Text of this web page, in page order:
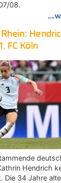
08.
FC Köln
Hendrich
Die 34 Jahre alte